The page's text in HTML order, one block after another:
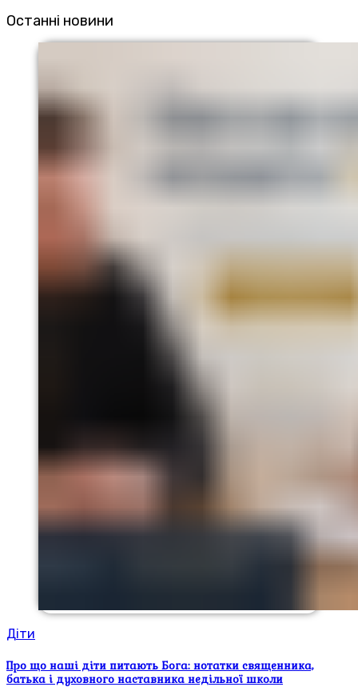
Останні новини
Діти
Про що наші діти питають Бога: нотатки священника,
батька і духовного наставника недільної школи